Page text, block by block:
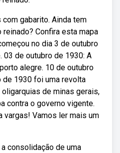
gabarito. Ainda tem
Confira esta mapa
no dia 3 de outubro
03 de outubro de 1930: A
alegre. 10 de outubro
de 1930 foi uma revolta
de minas gerais,
contra o governo vigente.
vargas! Vamos ler mais um
consolidação de uma